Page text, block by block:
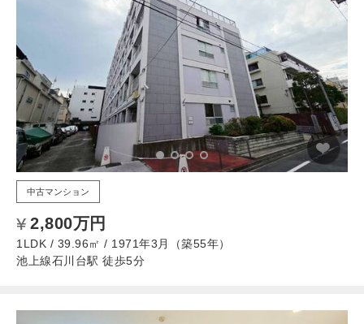
中古マンション
2,800万円
1LDK / 39.96㎡ / 1971年3月（築55年）
池上線石川台駅 徒歩5分